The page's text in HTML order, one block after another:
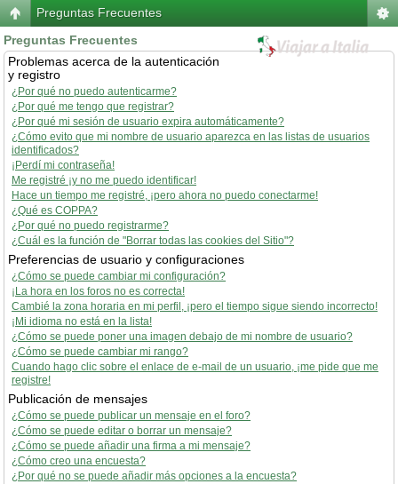
Preguntas Frecuentes
Preguntas Frecuentes
Problemas acerca de la autenticación
y registro
¿Por qué no puedo autenticarme?
¿Por qué me tengo que registrar?
¿Por qué mi sesión de usuario expira automáticamente?
¿Cómo evito que mi nombre de usuario aparezca en las listas de usuarios
identificados?
¡Perdí mi contraseña!
Me registré ¡y no me puedo identificar!
Hace un tiempo me registré, ¡pero ahora no puedo conectarme!
¿Qué es COPPA?
¿Por qué no puedo registrarme?
¿Cuál es la función de "Borrar todas las cookies del Sitio"?
Preferencias de usuario y configuraciones
¿Cómo se puede cambiar mi configuración?
¡La hora en los foros no es correcta!
Cambié la zona horaria en mi perfil, ¡pero el tiempo sigue siendo incorrecto!
¡Mi idioma no está en la lista!
¿Cómo se puede poner una imagen debajo de mi nombre de usuario?
¿Cómo se puede cambiar mi rango?
Cuando hago clic sobre el enlace de e-mail de un usuario, ¡me pide que me
registre!
Publicación de mensajes
¿Cómo se puede publicar un mensaje en el foro?
¿Cómo se puede editar o borrar un mensaje?
¿Cómo se puede añadir una firma a mi mensaje?
¿Cómo creo una encuesta?
¿Por qué no se puede añadir más opciones a la encuesta?